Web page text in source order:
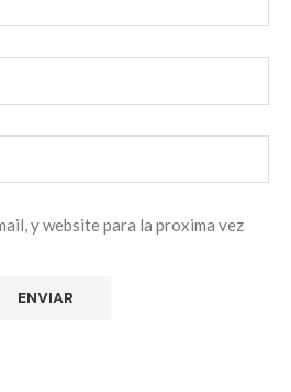
y website para la proxima vez